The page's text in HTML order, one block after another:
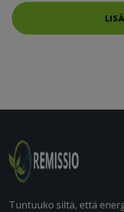
Tuntuuko siltä, että